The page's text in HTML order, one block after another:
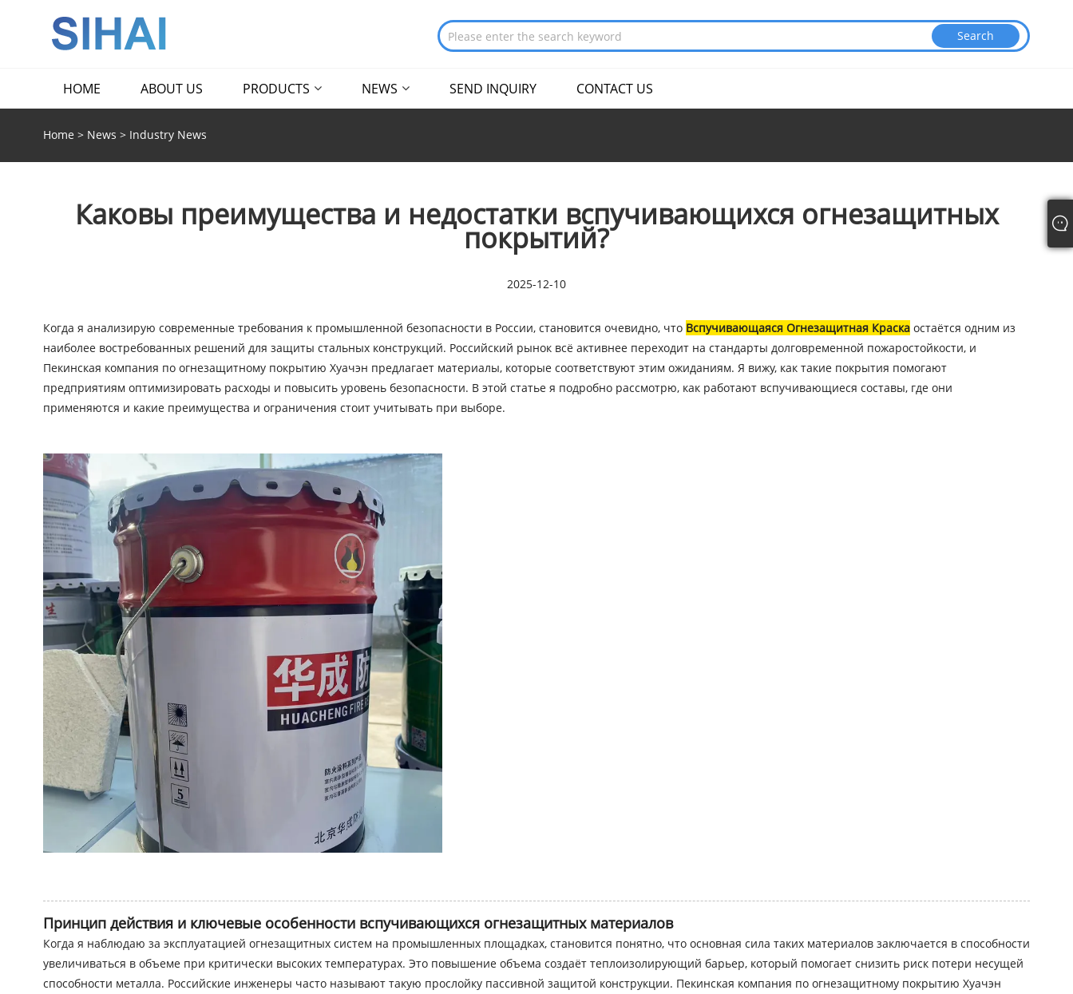
HOME ABOUT US PRODUCTS NEWS SEND INQUIRY CONTACT US
Home > News > Industry News
Каковы преимущества и недостатки вспучивающихся огнезащитных
покрытий?
2025-12-10
Когда я анализирую современные требования к промышленной безопасности в России, становится очевидно, что Вспучивающаяся Огнезащитная Краскаостаётся одним из
наиболее востребованных решений для защиты стальных конструкций. Российский рынок всё активнее переходит на стандарты долговременной пожаростойкости, и
Пекинская компания по огнезащитному покрытию Хуачэн предлагает материалы, которые соответствуют этим ожиданиям. Я вижу, как такие покрытия помогают
предприятиям оптимизировать расходы и повысить уровень безопасности. В этой статье я подробно рассмотрю, как работают вспучивающиеся составы, где они
применяются и какие преимущества и ограничения стоит учитывать при выборе.
Принцип действия и ключевые особенности вспучивающихся огнезащитных материалов
Когда я наблюдаю за эксплуатацией огнезащитных систем на промышленных площадках, становится понятно, что основная сила таких материалов заключается в способности
увеличиваться в объеме при критически высоких температурах. Это повышение объема создаёт теплоизолирующий барьер, который помогает снизить риск потери несущей
способности металла. Российские инженеры часто называют такую прослойку пассивной защитой конструкции. Пекинская компания по огнезащитному покрытию Хуачэн